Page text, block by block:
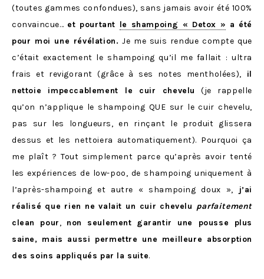
(toutes gammes confondues), sans jamais avoir été 100%
convaincue… et pourtant le shampoing « Detox » a été
pour moi une révélation. Je me suis rendue compte que
c’était exactement le shampoing qu’il me fallait : ultra
frais et revigorant (grâce à ses notes mentholées), il
nettoie impeccablement le cuir chevelu
(je rappelle
qu’on n’applique le shampoing QUE sur le cuir chevelu,
pas sur les longueurs, en rinçant le produit glissera
dessus et les nettoiera automatiquement). Pourquoi ça
me plaît ? Tout simplement parce qu’après avoir tenté
les expériences de low-poo, de shampoing uniquement à
l’après-shampoing et autre « shampoing doux »,
j’ai
réalisé que rien ne valait un cuir chevelu parfaitement
clean pour, non seulement garantir une pousse plus
saine, mais aussi permettre une meilleure absorption
des soins appliqués par la suite.